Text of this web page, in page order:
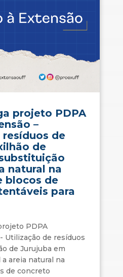
projeto PDPA
–
de
de
natural na
blocos de
para
PDPA
Utilização de resíduos
de Jurujuba em
areia natural na
de concreto